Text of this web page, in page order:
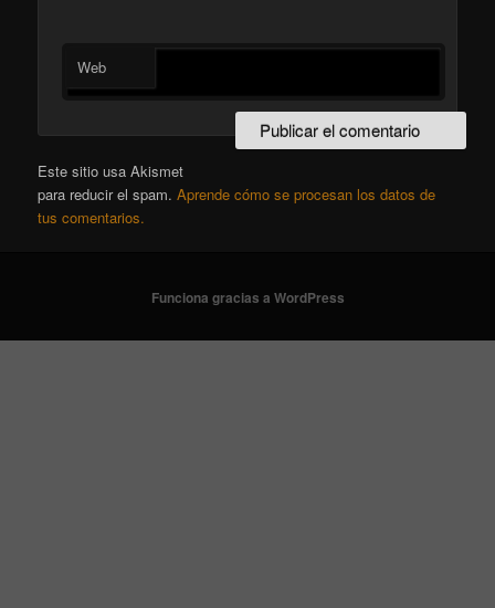
Web
Este sitio usa Akismet
para reducir el spam.Aprende cómo se procesan los datos de
tus comentarios.
Funciona gracias a WordPress